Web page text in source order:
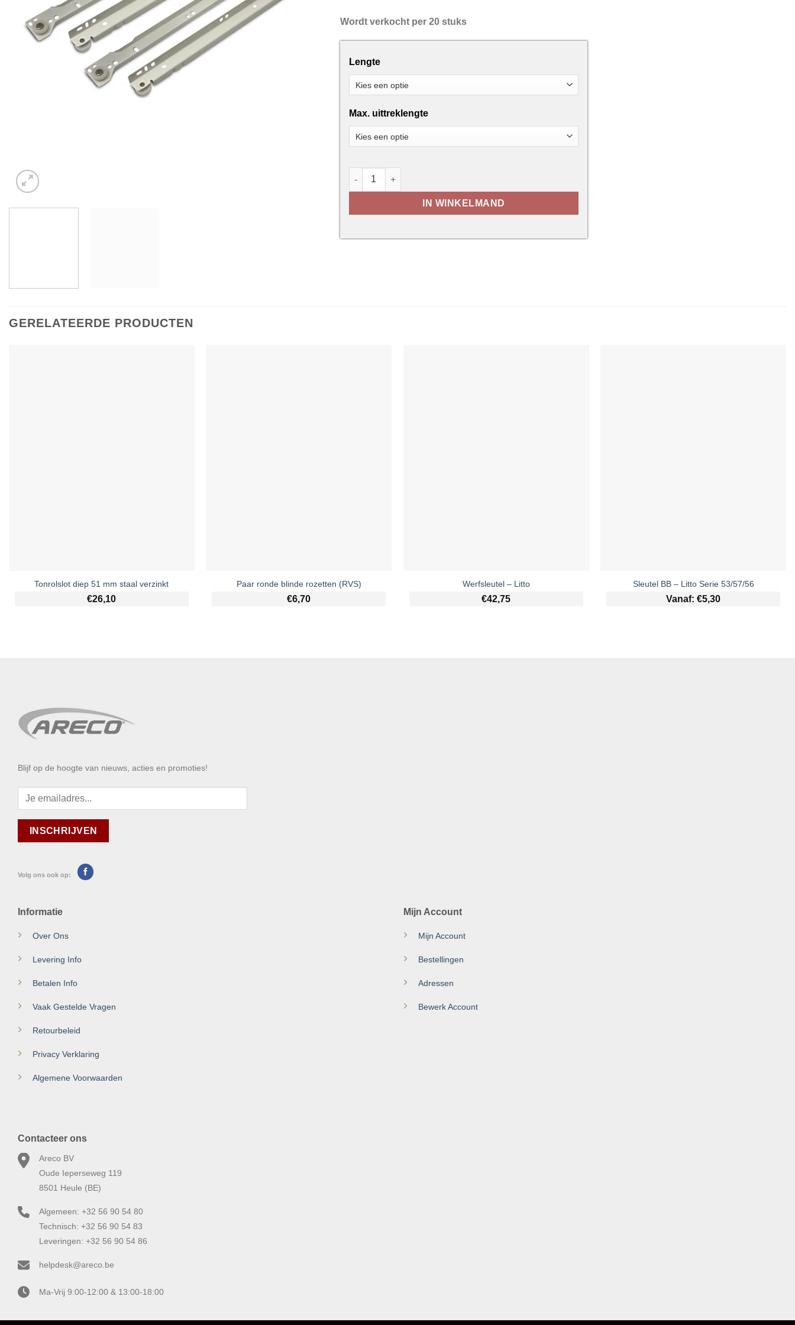
Wordt verkocht per 20 stuks
Lengte
Max. uittreklengte
Ladegeleiders wit gelakt aantal
IN WINKELMAND
GERELATEERDE PRODUCTEN
Tonrolslot diep 51 mm staal verzinkt
€26,10
Paar ronde blinde rozetten (RVS)
€6,70
Werfsleutel – Litto
€42,75
Sleutel BB – Litto Serie 53/57/56
Vanaf:€5,30
Blijf op de hoogte van nieuws, acties en promoties!
Volg ons ook op:
Informatie
Over Ons
Levering Info
Betalen Info
Vaak Gestelde Vragen
Retourbeleid
Privacy Verklaring
Algemene Voorwaarden
Mijn Account
Mijn Account
Bestellingen
Adressen
Bewerk Account
Contacteer ons
Areco BV
Oude Ieperseweg 119
8501 Heule (BE)
Algemeen: +32 56 90 54 80
Technisch: +32 56 90 54 83
Leveringen: +32 56 90 54 86
helpdesk@areco.be
Ma-Vrij 9:00-12:00 & 13:00-18:00